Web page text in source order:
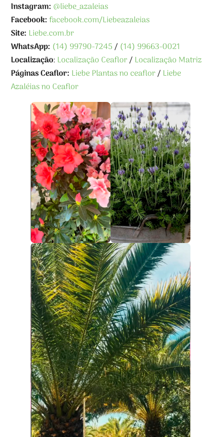
Instagram: @liebe_azaleias
Facebook:facebook.com/Liebeazaleias
Site: Liebe.com.br
WhatsApp: (14) 99790-7245/(14) 99663-0021
Localização: Localização Ceaflor/Localização Matriz
Páginas Ceaflor: Liebe Plantas no ceaflor/Liebe
Azaléias no Ceaflor